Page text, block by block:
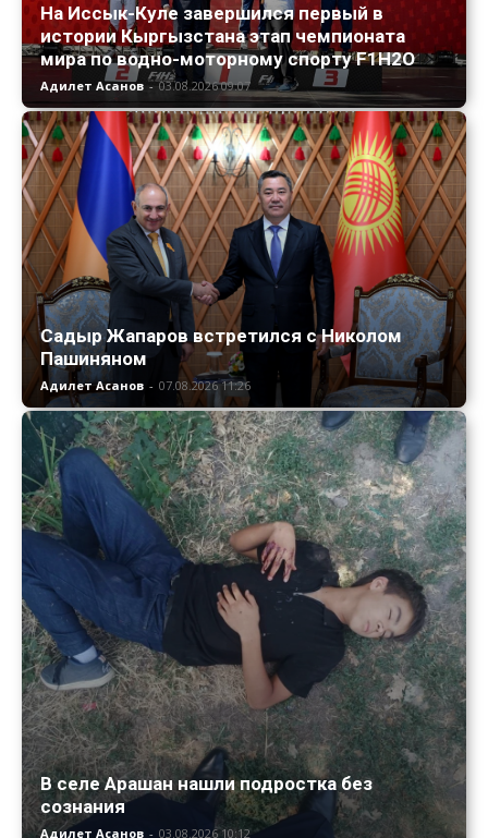
На Иссык-Куле завершился первый в
истории Кыргызстана этап чемпионата
мира по водно-моторному спорту F1H2O
Адилет Асанов - 03.08.2026 09:07
Садыр Жапаров встретился с Николом
Пашиняном
Адилет Асанов - 07.08.2026 11:26
В селе Арашан нашли подростка без
сознания
Адилет Асанов - 03.08.2026 10:12